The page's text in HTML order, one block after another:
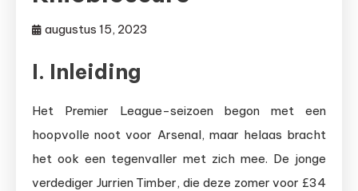
augustus 15, 2023
I. Inleiding
Het Premier League-seizoen begon met een
hoopvolle noot voor Arsenal, maar helaas bracht
het ook een tegenvaller met zich mee. De jonge
verdediger Jurrien Timber, die deze zomer voor £34